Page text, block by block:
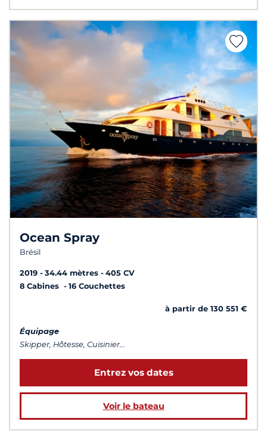
Ocean Spray
Brésil
2019 34.44 mètres
405 CV
8 Cabines
16 Couchettes
à partir de 130 551 €
Équipage
Skipper, Hôtesse, Cuisinier...
Entrez vos dates
Voir le bateau